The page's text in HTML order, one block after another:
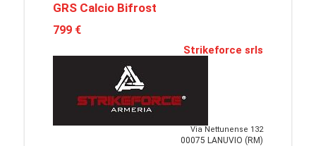
GRS Calcio Bifrost
799 €
Strikeforce srls
Via Nettunense 132
00075 LANUVIO (RM)